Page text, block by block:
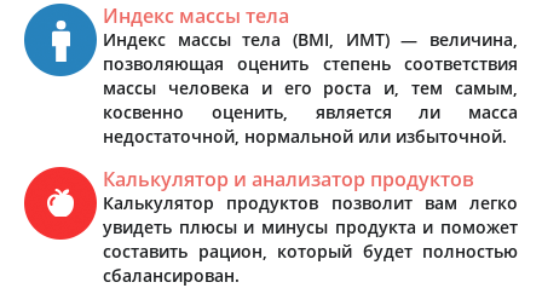
Индекс массы тела
Индекс массы тела (BMI, ИМТ) — величина,
позволяющая оценить степень соответствия
массы человека и его роста и, тем самым,
косвенно оценить, является ли масса
недостаточной, нормальной или избыточной.
Калькулятор и анализатор продуктов
Калькулятор продуктов позволит вам легко
увидеть плюсы и минусы продукта и поможет
составить рацион, который будет полностью
сбалансирован.